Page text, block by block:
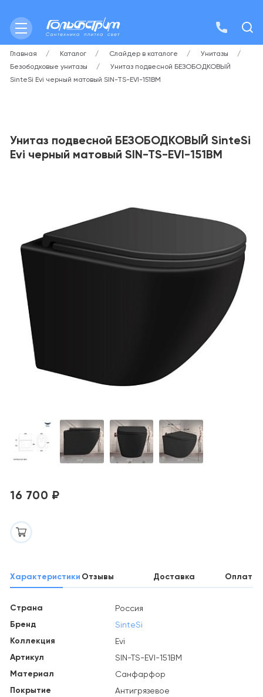
Главная Каталог Слайдер в каталоге
Унитазы
Безободковые унитазы
Унитаз подвесной БЕЗОБОДКОВЫЙ
SinteSi Evi черный матовый SIN-TS-EVI-151BM
Унитаз подвесной БЕЗОБОДКОВЫЙ SinteSi
Evi черный матовый SIN-TS-EVI-151BM
16 700 ₽
Характеристики Отзывы Доставка Оплата
Страна Россия
Бренд SinteSi
Коллекция Evi
Артикул SIN-TS-EVI-151BM
Материал Санфарфор
Покрытие Антигрязевое